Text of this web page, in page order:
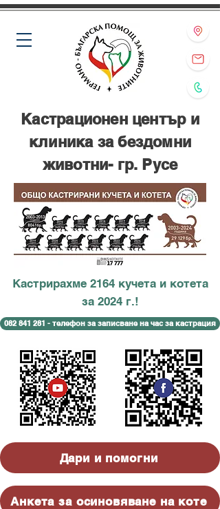
Кастрирахме 2164 кучета и котета
за 2024 г.!
082 841 281 - телефон за записване на час за кастрация
Кастрационен център и
клиника за бездомни
животни- гр. Русе
Дари и помогни
Анкета за осиновяване на коте